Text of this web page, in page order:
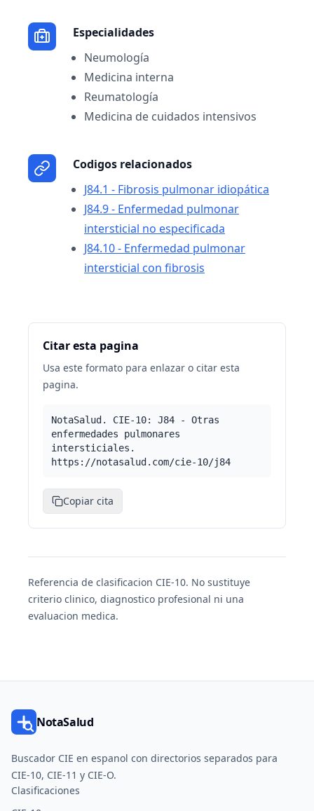
Especialidades
Neumología
Medicina interna
Reumatología
Medicina de cuidados intensivos
Codigos relacionados
J84.1 - Fibrosis pulmonar idiopática
J84.9 - Enfermedad pulmonar
intersticial no especificada
J84.10 - Enfermedad pulmonar
intersticial con fibrosis
Citar esta pagina
Usa este formato para enlazar o citar esta
pagina.
NotaSalud. CIE-10: J84 - Otras
enfermedades pulmonares
intersticiales.
https://notasalud.com/cie-10/j84
Copiar cita
Referencia de clasificacion CIE-10. No sustituye
criterio clinico, diagnostico profesional ni una
evaluacion medica.
NotaSalud
Buscador CIE en espanol con directorios separados para
CIE-10, CIE-11 y CIE-O.
Clasificaciones